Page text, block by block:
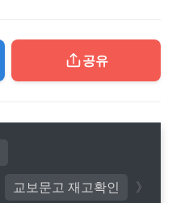
공유
교보문고 재고확인